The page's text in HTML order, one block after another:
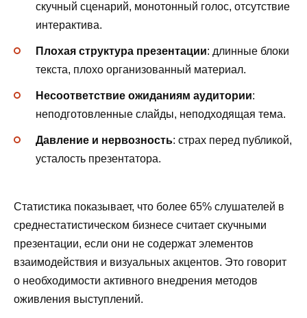
скучный сценарий, монотонный голос, отсутствие
интерактива.
Плохая структура презентации: длинные блоки
текста, плохо организованный материал.
Несоответствие ожиданиям аудитории:
неподготовленные слайды, неподходящая тема.
Давление и нервозность: страх перед публикой,
усталость презентатора.
Статистика показывает, что более 65% слушателей в
среднестатистическом бизнесе считает скучными
презентации, если они не содержат элементов
взаимодействия и визуальных акцентов. Это говорит
о необходимости активного внедрения методов
оживления выступлений.